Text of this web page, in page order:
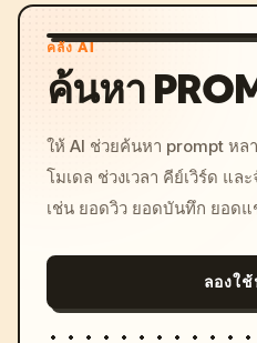
คลัง AI
ค้นหา
ให้ AI ช่วยค้นหา prompt หล
โมเดล ช่วงเวลา คีย์เวิร์ด แล
เช่น ยอดวิว ยอดบันทึก ยอดแ
ลองใ